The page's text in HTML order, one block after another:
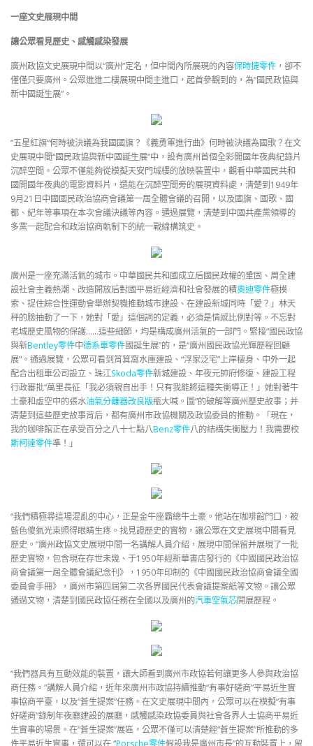
一座文史展現中間
讓公眾看見歷史、感觸感染發展
廣州政協文史展現中間以“廣州”定名，但中間內所展現的內容保時捷零件 ，卻不
僅僅只要廣州。公眾進進二樓展現中間主進口，起首參觀到的，為“國民政協與
新中國誕生展”。
“五星紅旗”何時被決議為我國國旗？《義勇軍進行曲》何時被決議為國歌？在文
史展現中間“國民政協與新中國誕生展”中，設有廣州首個全彩開國年夜典紀錄片
沉醉空間。公眾不僅能夠從模擬天安門城樓的放映裝置中，觀看中華國民共和
國開國年夜典的電影資料片，還能在沉醉空間旁的展現資料處，清楚到1949年
9月21日中國國民政治協商會議第一屆全體會議的召開，以及國旗、國歌、國
都、紀年等事項在本次會議決議等內容。通過展覽，清楚到中國共產黨領導的
多黨一起配合和政治協商軌制下的統一戰線構筑史。
廣州是一座充滿活氣的城市。中華國民共和國成立后國民政權的鞏固、周全建
設社會主義熱潮、改造開放后對國平易近經濟和社會發展的積奧迪零件極摸
索、捉住綜合性運動會舉辦契機推動城市建設、在建設新城同時「愛？」林天
秤的臉抽動了一下，她對「愛」這個詞的定義，必須是情感比例對等。不忘對
老城歷史風物的保護……這些細節，均是構成廣州活氣的一部門。緊接“國民政協
與新Bentley零件中德系車零件國誕生展”的，是“廣州國民政協光輝歷程回顧
展”。通過展覽，公眾可看到筲箕窩水庫建設、“浮家泛宅”上岸棲身、中外一起
配合出租車公司設立、珠江Skoda零件新城建設、年夜元帥府修復、建設工程
行政審批“萬里長征「我必須親自出手！只有我能將這種失衡導正！」她對著牛
土豪和虛空中的張水油氣分離器改良版瓶大喊。圖”的破解等廣州歷史故事；并
清楚到這些歷史故事背后，都有廣州市政協機關及政協委員的推動。「現在，
我的咖啡館正在承受百分之八十七點八Benz零件八的結構失衡壓力！我需要校
斯柯達零件準！」
“我們積極尋這場混亂的中心，正是金牛座霸總牛土豪。他站在咖啡館門口，被
藍色傻氣光束照得眼睛生疼。找見證歷史的實物，讓公眾在文史展現中間看見
歷史。”廣州政協文史展現中間一名講解人員介紹，展現中間保留并展現了一批
歷史實物，包含現在存世未幾、于1950年經新華書店發行的《中國國民政治協
商會議第一屆全體會議紀念刊》，1950年印制的《中國國民政治協商會議全國
委員會手冊》，廣州市第四屆第二次各界國民代表會議提案紙等文物。讓公眾
通過文物，清楚到國民政協任務在全國以及廣州的汽車空氣芯開展歷程。
“我們器具有互動效能的裝置，讓大師看到廣州市政協若何讓更多人參與政治協
商任務。”講解人員介紹，近年來廣州市政協持續推動“有事好磋商”平易近生實
事協商平臺，以及“蒼生提案”任務。在文史展現中間內，公眾可以在模擬“有事
好磋商”錄制年夜廳建設的展廳，感觸感染政協委員與社會各界人士協商平易近
生實事的場景。在“蒼生提案”展區，公眾不僅可以清楚經“蒼生提案”所推動的多